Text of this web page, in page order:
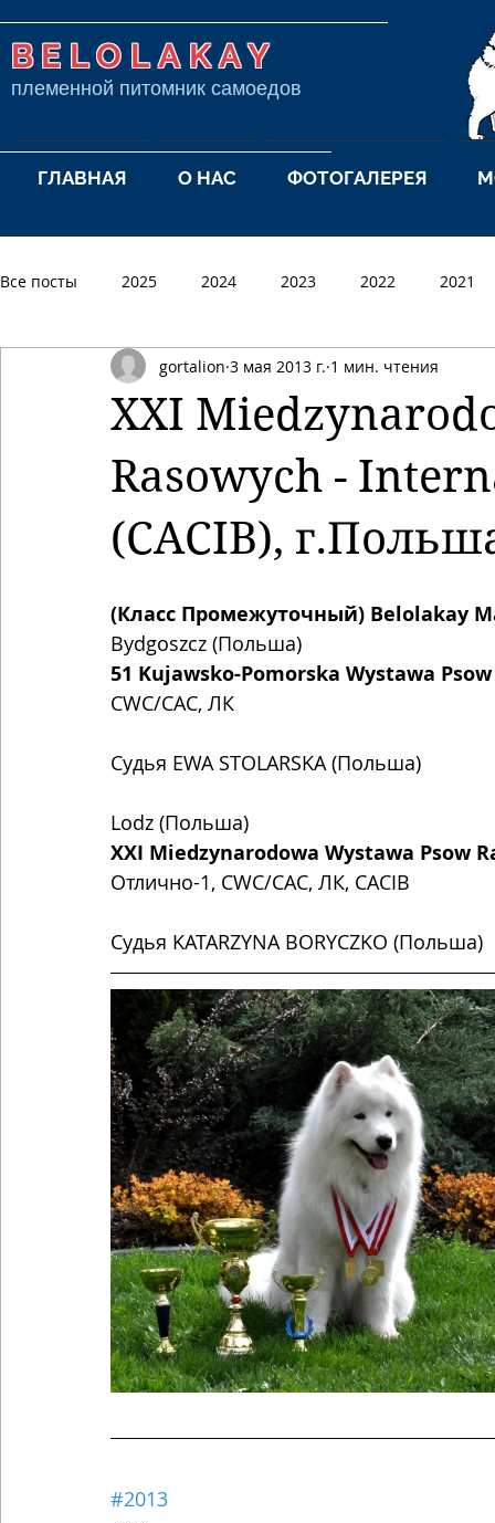
ГЛАВНАЯ О НАС ФОТОГАЛЕРЕЯ
BELOLAKAY
племенной питомник самоедов
Все посты 2025 2024 2023 2022 2021
2011 2010 2009 2008
XXI
Rasowych -
(CACIB),
gortalion 3 мая 2013 г. 1 мин. чтения
(Класс Промежуточный) Belolakay
Bydgoszcz (Польша)
51 Kujawsko-Pomorska Wystawa
CWC/CAC, ЛК
Судья EWA STOLARSKA (Польша)
Lodz (Польша)
XXI Miedzynarodowa Wystawa Psow
Отлично-1, CWC/CAC, ЛК, CACIB
Судья KATARZYNA BORYCZKO (Польша)
#2013